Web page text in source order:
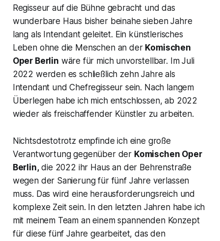
Regisseur auf die Bühne gebracht und das
wunderbare Haus bisher beinahe sieben Jahre
lang als Intendant geleitet. Ein künstlerisches
Leben ohne die Menschen an der Komischen
Oper Berlin wäre für mich unvorstellbar. Im Juli
2022 werden es schließlich zehn Jahre als
Intendant und Chefregisseur sein. Nach langem
Überlegen habe ich mich entschlossen, ab 2022
wieder als freischaffender Künstler zu arbeiten.
Nichtsdestotrotz empfinde ich eine große
Verantwortung gegenüber der Komischen Oper
Berlin,die 2022 ihr Haus an der Behrenstraße
wegen der Sanierung für fünf Jahre verlassen
muss. Das wird eine herausforderungsreich und
komplexe Zeit sein. In den letzten Jahren habe ich
mit meinem Team an einem spannenden Konzept
für diese fünf Jahre gearbeitet, das den